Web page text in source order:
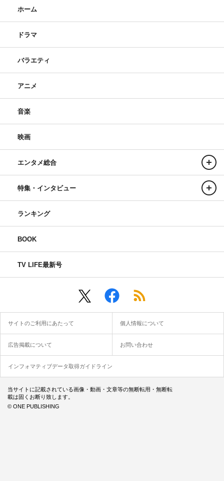
◆実年齢より15近く脳年齢が年を取っている、だと……？
千葉：これはあくまで今の脳年齢ですから！ 脳を活性化
◆フォローありがとうございます。自信満々に「手ごたえ
十分」と言った自分が恥ずかしい……。
片山：続いて、パーティゲームで複数人プレイもしてみま
しょうか！ 今回は私と対戦していただければと思いま
す。
◆よろしくお願いします！ もうどういうゲームか分かっ
たから、勝つ自信ありますよ。
片山さんVS編集部代表・M.TOKU（脳年齢47歳）
ホーム
ドラマ
バラエティ
アニメ
音楽
映画
エンタメ総合
特集・インタビュー
ランキング
BOOK
TV LIFE最新号
サイトのご利用にあたって 個人情報について
広告掲載について お問い合わせ
インフォマティブデータ取得ガイドライン
当サイトに記載されている画像・動画・文章等の無断転用・無断転
載は固くお断り致します。
© ONE PUBLISHING